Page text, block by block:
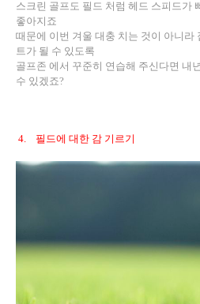
스크린 골프도 필드 처럼 헤드 스피드가
좋아지죠
때문에 이번 겨울 대충 치는 것이 아니라
트가 될 수 있도록
골프존 에서 꾸준히 연습해 주신다면 내
수 있겠죠?
4. 필드에 대한 감 기르기